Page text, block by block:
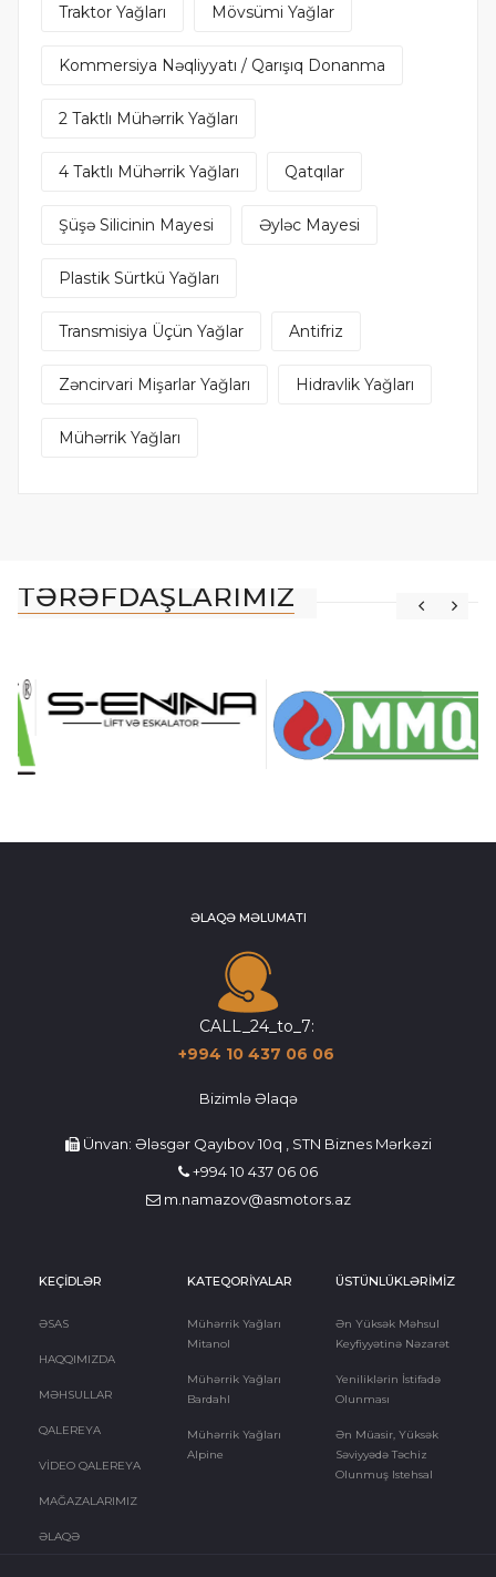
Traktor Yağları Mövsümi Yağlar
Kommersiya Nəqliyyatı / Qarışıq Donanma
2 Taktlı Mühərrik Yağları
4 Taktlı Mühərrik Yağları Qatqılar
Şüşə Silicinin Mayesi Əyləc Mayesi
Plastik Sürtkü Yağları
Transmisiya Üçün Yağlar Antifriz
Zəncirvari Mişarlar Yağları Hidravlik Yağları
Mühərrik Yağları
TƏRƏFDAŞLARIMIZ
ƏLAQƏ MƏLUMATI
CALL_24_to_7:
+994 10 437 06 06
Bizimlə Əlaqə
Ünvan: Ələsgər Qayıbov 10q , STN Biznes Mərkəzi
+994 10 437 06 06
m.namazov@asmotors.az
KEÇİDLƏR
ƏSAS
HAQQIMIZDA
MƏHSULLAR
QALEREYA
VİDEO QALEREYA
MAĞAZALARIMIZ
ƏLAQƏ
KATEQORİYALAR
Mühərrik Yağları
Mitanol
Mühərrik Yağları
Bardahl
Mühərrik Yağları
Alpine
ÜSTÜNLÜKLƏRİMİZ
Ən Yüksək Məhsul
Keyfiyyətinə Nəzarət
Yeniliklərin İstifadə
Olunması
Ən Müasir, Yüksək
Səviyyədə Təchiz
Olunmuş Istehsal